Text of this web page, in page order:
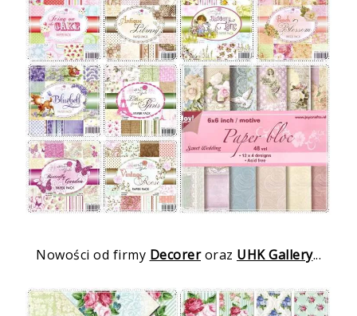
Nowości od firmy Decoreroraz UHK Gallery...